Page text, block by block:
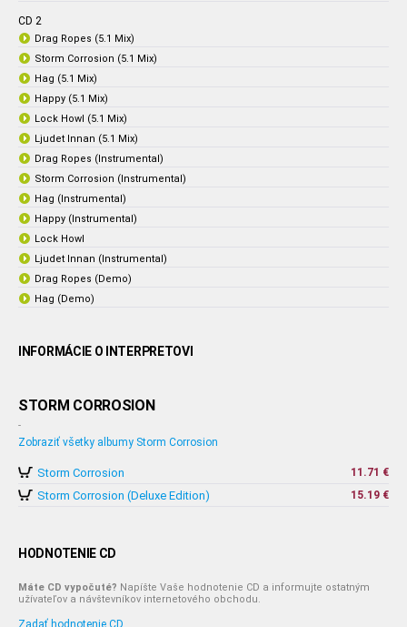
CD 2
Drag Ropes (5.1 Mix)
Storm Corrosion (5.1 Mix)
Hag (5.1 Mix)
Happy (5.1 Mix)
Lock Howl (5.1 Mix)
Ljudet Innan (5.1 Mix)
Drag Ropes (Instrumental)
Storm Corrosion (Instrumental)
Hag (Instrumental)
Happy (Instrumental)
Lock Howl
Ljudet Innan (Instrumental)
Drag Ropes (Demo)
Hag (Demo)
INFORMÁCIE O INTERPRETOVI
STORM CORROSION
-
Zobraziť všetky albumy Storm Corrosion
Storm Corrosion 11.71 €
Storm Corrosion (Deluxe Edition) 15.19 €
HODNOTENIE CD
Máte CD vypočuté? Napíšte Vaše hodnotenie CD a informujte ostatným
užívateľov a návštevníkov internetového obchodu.
Zadať hodnotenie CD